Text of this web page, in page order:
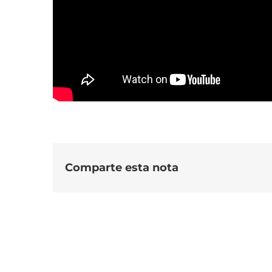
Comparte esta nota